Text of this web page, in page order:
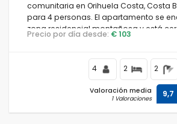
Vistas al mar
Limpiar filtros
Servicios populares
comunitaria en Orihuela Costa, Costa
para 4 personas. El apartamento se
zona residencial montañosa y está
restaurantes y bares.
Precio por día desde: € 103
4 2 2
Valoración media
1 Valoraciones 9,7